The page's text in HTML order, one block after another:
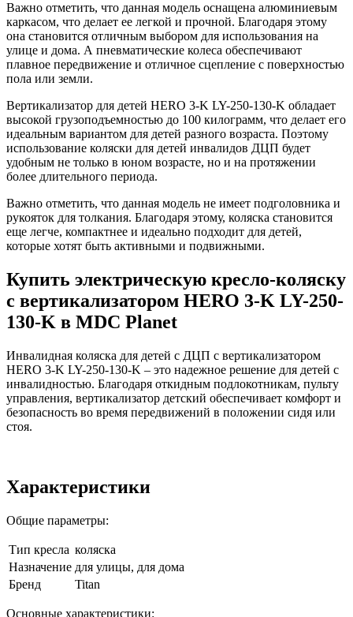
Важно отметить, что данная модель оснащена алюминиевым
каркасом, что делает ее легкой и прочной. Благодаря этому
она становится отличным выбором для использования на
улице и дома. А пневматические колеса обеспечивают
плавное передвижение и отличное сцепление с поверхностью
пола или земли.
Вертикализатор для детей HERO 3-K LY-250-130-K обладает
высокой грузоподъемностью до 100 килограмм, что делает его
идеальным вариантом для детей разного возраста. Поэтому
использование коляски для детей инвалидов ДЦП будет
удобным не только в юном возрасте, но и на протяжении
более длительного периода.
Важно отметить, что данная модель не имеет подголовника и
рукояток для толкания. Благодаря этому, коляска становится
еще легче, компактнее и идеально подходит для детей,
которые хотят быть активными и подвижными.
Купить электрическую кресло-коляску
с вертикализатором HERO 3-K LY-250-
130-K в MDC Planet
Инвалидная коляска для детей с ДЦП с вертикализатором
HERO 3-K LY-250-130-K – это надежное решение для детей с
инвалидностью. Благодаря откидным подлокотникам, пульту
управления, вертикализатор детский обеспечивает комфорт и
безопасность во время передвижений в положении сидя или
стоя.
Характеристики
Общие параметры:
Тип кресла коляска
Назначение для улицы, для дома
Бренд
Titan
Основные характеристики: